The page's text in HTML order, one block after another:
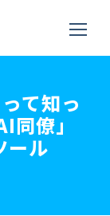
て知っ
僚」
ール